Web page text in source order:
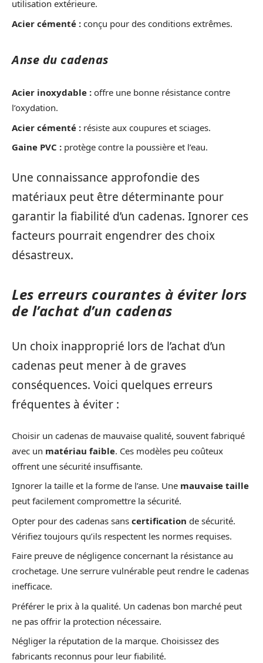
utilisation extérieure.
Acier cémenté : conçu pour des conditions extrêmes.
Anse du cadenas
Acier inoxydable : offre une bonne résistance contre
l’oxydation.
Acier cémenté : résiste aux coupures et sciages.
Gaine PVC : protège contre la poussière et l’eau.
Une connaissance approfondie des
matériaux peut être déterminante pour
garantir la fiabilité d’un cadenas. Ignorer ces
facteurs pourrait engendrer des choix
désastreux.
Les erreurs courantes à éviter lors
de l’achat d’un cadenas
Un choix inapproprié lors de l’achat d’un
cadenas peut mener à de graves
conséquences. Voici quelques erreurs
fréquentes à éviter :
Choisir un cadenas de mauvaise qualité, souvent fabriqué
avec un matériau faible. Ces modèles peu coûteux
offrent une sécurité insuffisante.
Ignorer la taille et la forme de l’anse. Une mauvaise taille
peut facilement compromettre la sécurité.
Opter pour des cadenas sans certification de sécurité.
Vérifiez toujours qu’ils respectent les normes requises.
Faire preuve de négligence concernant la résistance au
crochetage. Une serrure vulnérable peut rendre le cadenas
inefficace.
Préférer le prix à la qualité. Un cadenas bon marché peut
ne pas offrir la protection nécessaire.
Négliger la réputation de la marque. Choisissez des
fabricants reconnus pour leur fiabilité.